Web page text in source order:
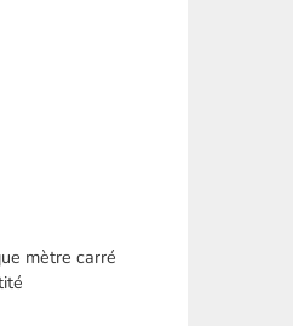
mètre carré